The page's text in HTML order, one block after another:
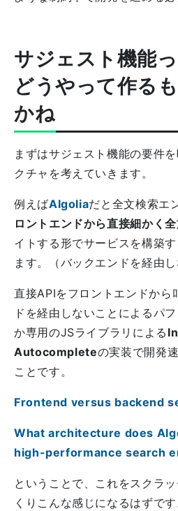
サジェスト機能
どうやって作る
かね
まずはサジェスト機能の要件
クチャを考えていきます。
例えばAlgoliaだと全文検索エ
ロントエンドから直接細かく
イトする形でサービスを構築
ます。（バックエンドを経由し
直接APIをフロントエンドから
ドを経由しないことによるパ
か専用のJSライブラリによる
Autocompleteの実装で開発
ことです。
Frontend versus backend
What architecture does
high-performance search
ということで、これをスクラ
くりこんな感じになるはずです